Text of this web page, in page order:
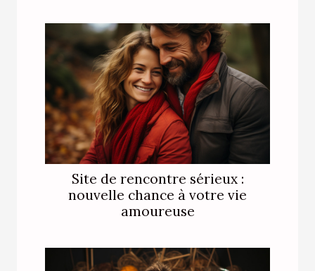
Site de rencontre sérieux :
nouvelle chance à votre vie
amoureuse